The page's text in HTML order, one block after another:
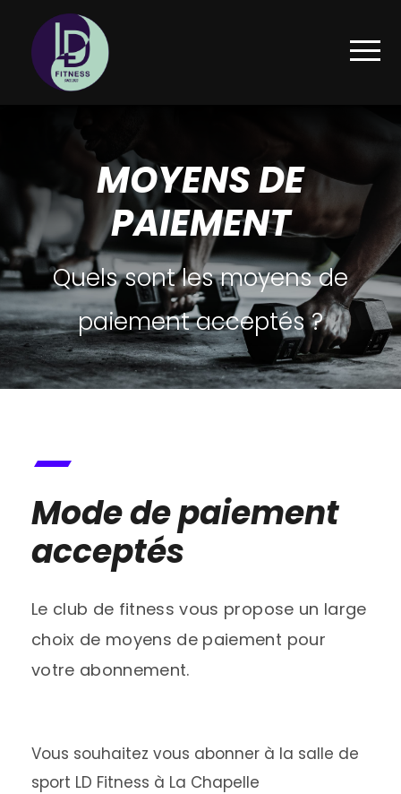
MOYENS DE
PAIEMENT
Quels sont les moyens de
paiement acceptés ?
Mode de paiement
acceptés
Le club de fitness vous propose un large
choix de moyens de paiement pour
votre abonnement.
Vous souhaitez vous abonner à la salle de
sport LD Fitness à La Chapelle